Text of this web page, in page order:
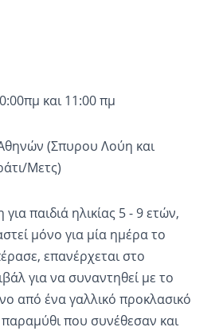
και 11:00 πμ
(Σπυρου Λούη και
Μετς)
παιδιά ηλικίας 5 - 9 ετών,
μόνο για μία ημέρα το
επανέρχεται στο
για να συναντηθεί με το
από ένα γαλλικό προκλασικό
που συνέθεσαν και